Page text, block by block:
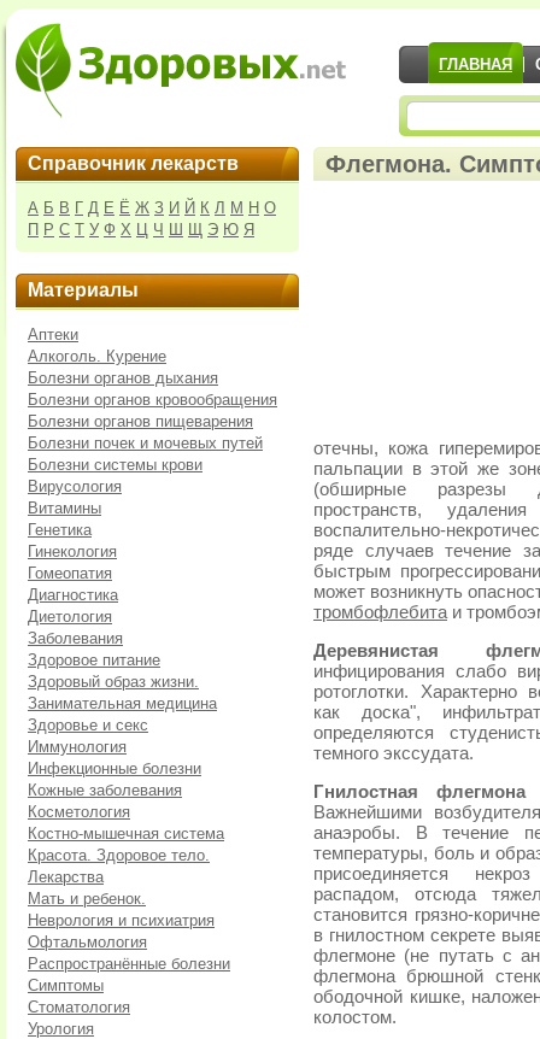
ГЛАВНАЯ
Справочник лекарств
А Б В Г Д Е Ё Ж З И Й К Л М Н О
П Р С Т У Ф Х Ц Ч Ш Щ Э Ю Я
Материалы
Аптеки
Алкоголь. Курение
Болезни органов дыхания
Болезни органов кровообращения
Болезни органов пищеварения
Болезни почек и мочевых путей
Болезни системы крови
Вирусология
Витамины
Генетика
Гинекология
Гомеопатия
Диагностика
Диетология
Заболевания
Здоровое питание
Здоровый образ жизни.
Занимательная медицина
Здоровье и секс
Иммунология
Инфекционные болезни
Кожные заболевания
Косметология
Костно-мышечная система
Красота. Здоровое тело.
Лекарства
Мать и ребенок.
Неврология и психиатрия
Офтальмология
Распространённые болезни
Симптомы
Стоматология
Урология
Флегмона.
отечны, кожа
пальпации в этой же
(обширные разрезы
пространств,
воспалительно-
ряде случаев течение
быстрым
может возникнуть
тромбофлебита и
Деревянистая
инфицирования слабо
ротоглотки. Характерно
как доска",
определяются
темного экссудата.
Гнилостная флегмона-
Важнейшими
анаэробы. В течение
температуры, боль и
присоединяется
распадом, отсюда
становится грязно-
в гнилостном секрете
флегмоне (не путать с
флегмона брюшной
ободочной кишке,
колостом.